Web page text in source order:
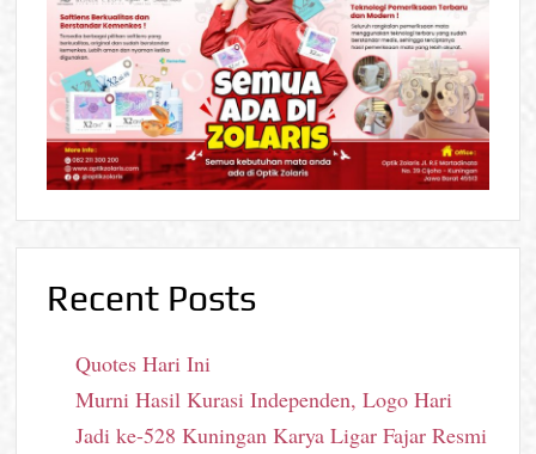
Recent Posts
Quotes Hari Ini
Murni Hasil Kurasi Independen, Logo Hari
Jadi ke-528 Kuningan Karya Ligar Fajar Resmi